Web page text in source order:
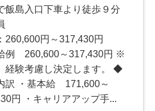
飯島入口下車より徒歩９分
260,600円～317,430円
例 260,600～317,430円 ※
経験考慮し決定します。 ◆
訳 ・基本給 171,600～
円 ・キャリアアップ手...